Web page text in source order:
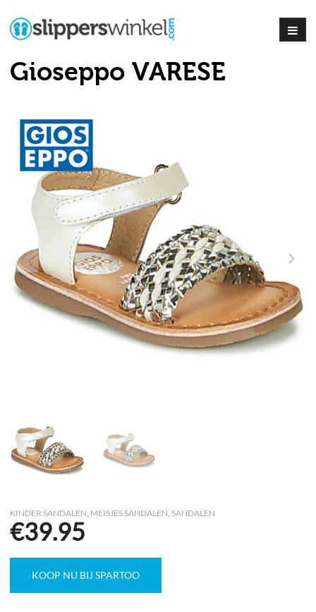
Gioseppo VARESE
KINDER SANDALEN MEISJES SANDALEN ,SANDALEN
€39.95
KOOP NU BIJ SPARTOO